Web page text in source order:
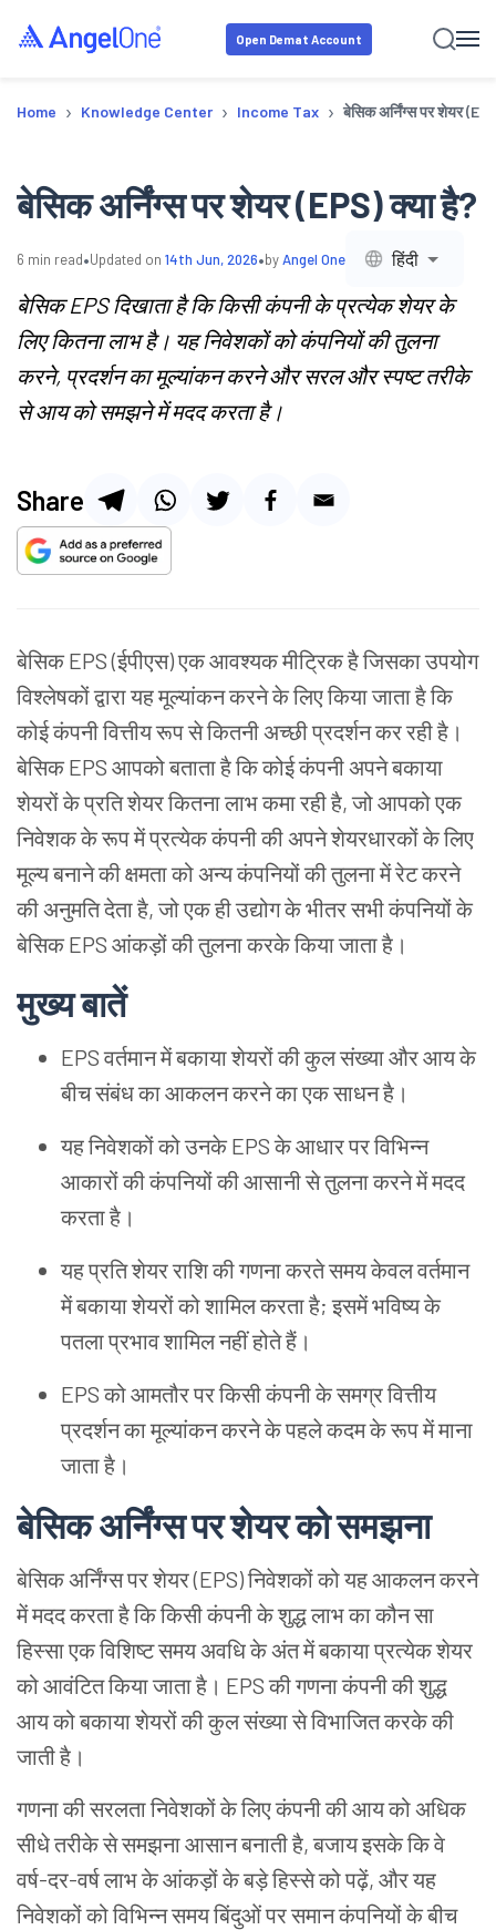
Open Demat Account
Home › Knowledge Center › Income Tax › बेसिक अर्निंग्स पर शेयर
बेसिक अर्निंग्स पर शेयर (EPS) क्या है?
6 min read•Updated on 14th Jun, 2026•byAngel One हिंदी
बेसिक EPS दिखाता है कि किसी कंपनी के प्रत्येक शेयर के
लिए कितना लाभ है। यह निवेशकों को कंपनियों की तुलना
करने, प्रदर्शन का मूल्यांकन करने और सरल और स्पष्ट तरीके
से आय को समझने में मदद करता है।
Share
बेसिक EPS (ईपीएस) एक आवश्यक मीट्रिक है जिसका उपयोग
विश्लेषकों द्वारा यह मूल्यांकन करने के लिए किया जाता है कि
कोई कंपनी वित्तीय रूप से कितनी अच्छी प्रदर्शन कर रही है।
बेसिक EPS आपको बताता है कि कोई कंपनी अपने बकाया
शेयरों के प्रति शेयर कितना लाभ कमा रही है, जो आपको एक
निवेशक के रूप में प्रत्येक कंपनी की अपने शेयरधारकों के लिए
मूल्य बनाने की क्षमता को अन्य कंपनियों की तुलना में रेट करने
की अनुमति देता है, जो एक ही उद्योग के भीतर सभी कंपनियों के
बेसिक EPS आंकड़ों की तुलना करके किया जाता है।
मुख्य बातें
EPS वर्तमान में बकाया शेयरों की कुल संख्या और आय के
बीच संबंध का आकलन करने का एक साधन है।
यह निवेशकों को उनके EPS के आधार पर विभिन्न
आकारों की कंपनियों की आसानी से तुलना करने में मदद
करता है।
यह प्रति शेयर राशि की गणना करते समय केवल वर्तमान
में बकाया शेयरों को शामिल करता है; इसमें भविष्य के
पतला प्रभाव शामिल नहीं होते हैं।
EPS को आमतौर पर किसी कंपनी के समग्र वित्तीय
प्रदर्शन का मूल्यांकन करने के पहले कदम के रूप में माना
जाता है।
बेसिक अर्निंग्स पर शेयर को समझना
बेसिक अर्निंग्स पर शेयर (EPS) निवेशकों को यह आकलन करने
में मदद करता है कि किसी कंपनी के शुद्ध लाभ का कौन सा
हिस्सा एक विशिष्ट समय अवधि के अंत में बकाया प्रत्येक शेयर
को आवंटित किया जाता है। EPS की गणना कंपनी की शुद्ध
आय को बकाया शेयरों की कुल संख्या से विभाजित करके की
जाती है।
गणना की सरलता निवेशकों के लिए कंपनी की आय को अधिक
सीधे तरीके से समझना आसान बनाती है, बजाय इसके कि वे
वर्ष-दर-वर्ष लाभ के आंकड़ों के बड़े हिस्से को पढ़ें, और यह
निवेशकों को विभिन्न समय बिंदुओं पर समान कंपनियों के बीच